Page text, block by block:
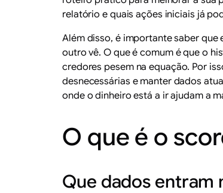
relatório e quais ações iniciais já
Além disso, é importante saber
outro vê. O que é comum é que o
credores pesem na equação. Por
desnecessárias e manter dados
onde o dinheiro está a ir ajudam a
O que é o
Que dados entram